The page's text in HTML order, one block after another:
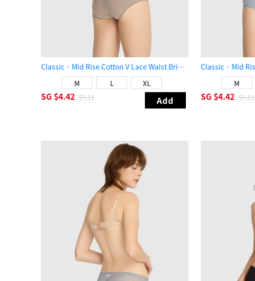
Classic．Mid Rise Cotton V Lace Waist Brief Panty（Vintage Khaki）
M L XL
SG $4.42 $7.11 Add
M
SG $4.42 $7.11